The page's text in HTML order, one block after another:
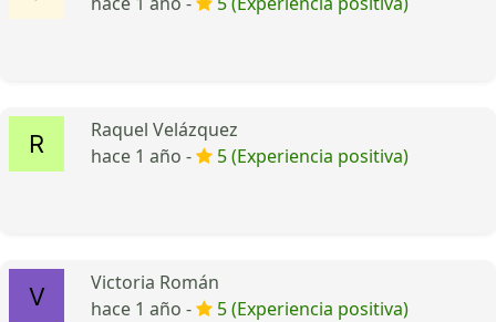
Raquel Velázquez
hace 1 año -
5 (Experiencia positiva)
Victoria Román
hace 1 año -
5 (Experiencia positiva)